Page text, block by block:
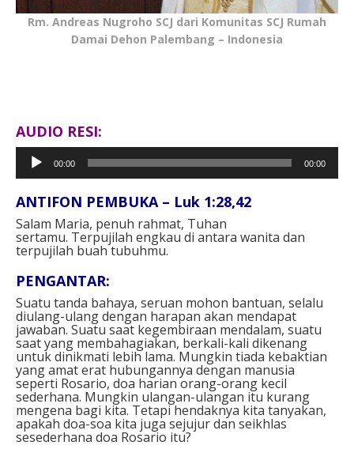
Rm. Andreas Nugroho SCJ dari Komunitas SCJ Rumah
Damai Dehon Palembang – Indonesia
AUDIO RESI:
Pemutar
Audio
00:00 00:00
ANTIFON PEMBUKA – Luk 1:28,42
Salam Maria, penuh rahmat, Tuhan
sertamu. Terpujilah engkau di antara wanita dan
terpujilah buah tubuhmu.
PENGANTAR:
Suatu tanda bahaya, seruan mohon bantuan, selalu
diulang-ulang dengan harapan akan mendapat
jawaban. Suatu saat kegembiraan mendalam, suatu
saat yang membahagiakan, berkali-kali dikenang
untuk dinikmati lebih lama. Mungkin tiada kebaktian
yang amat erat hubungannya dengan manusia
seperti Rosario, doa harian orang-orang kecil
sederhana. Mungkin ulangan-ulangan itu kurang
mengena bagi kita. Tetapi hendaknya kita tanyakan,
apakah doa-soa kita juga sejujur dan seikhlas
sesederhana doa Rosario itu?